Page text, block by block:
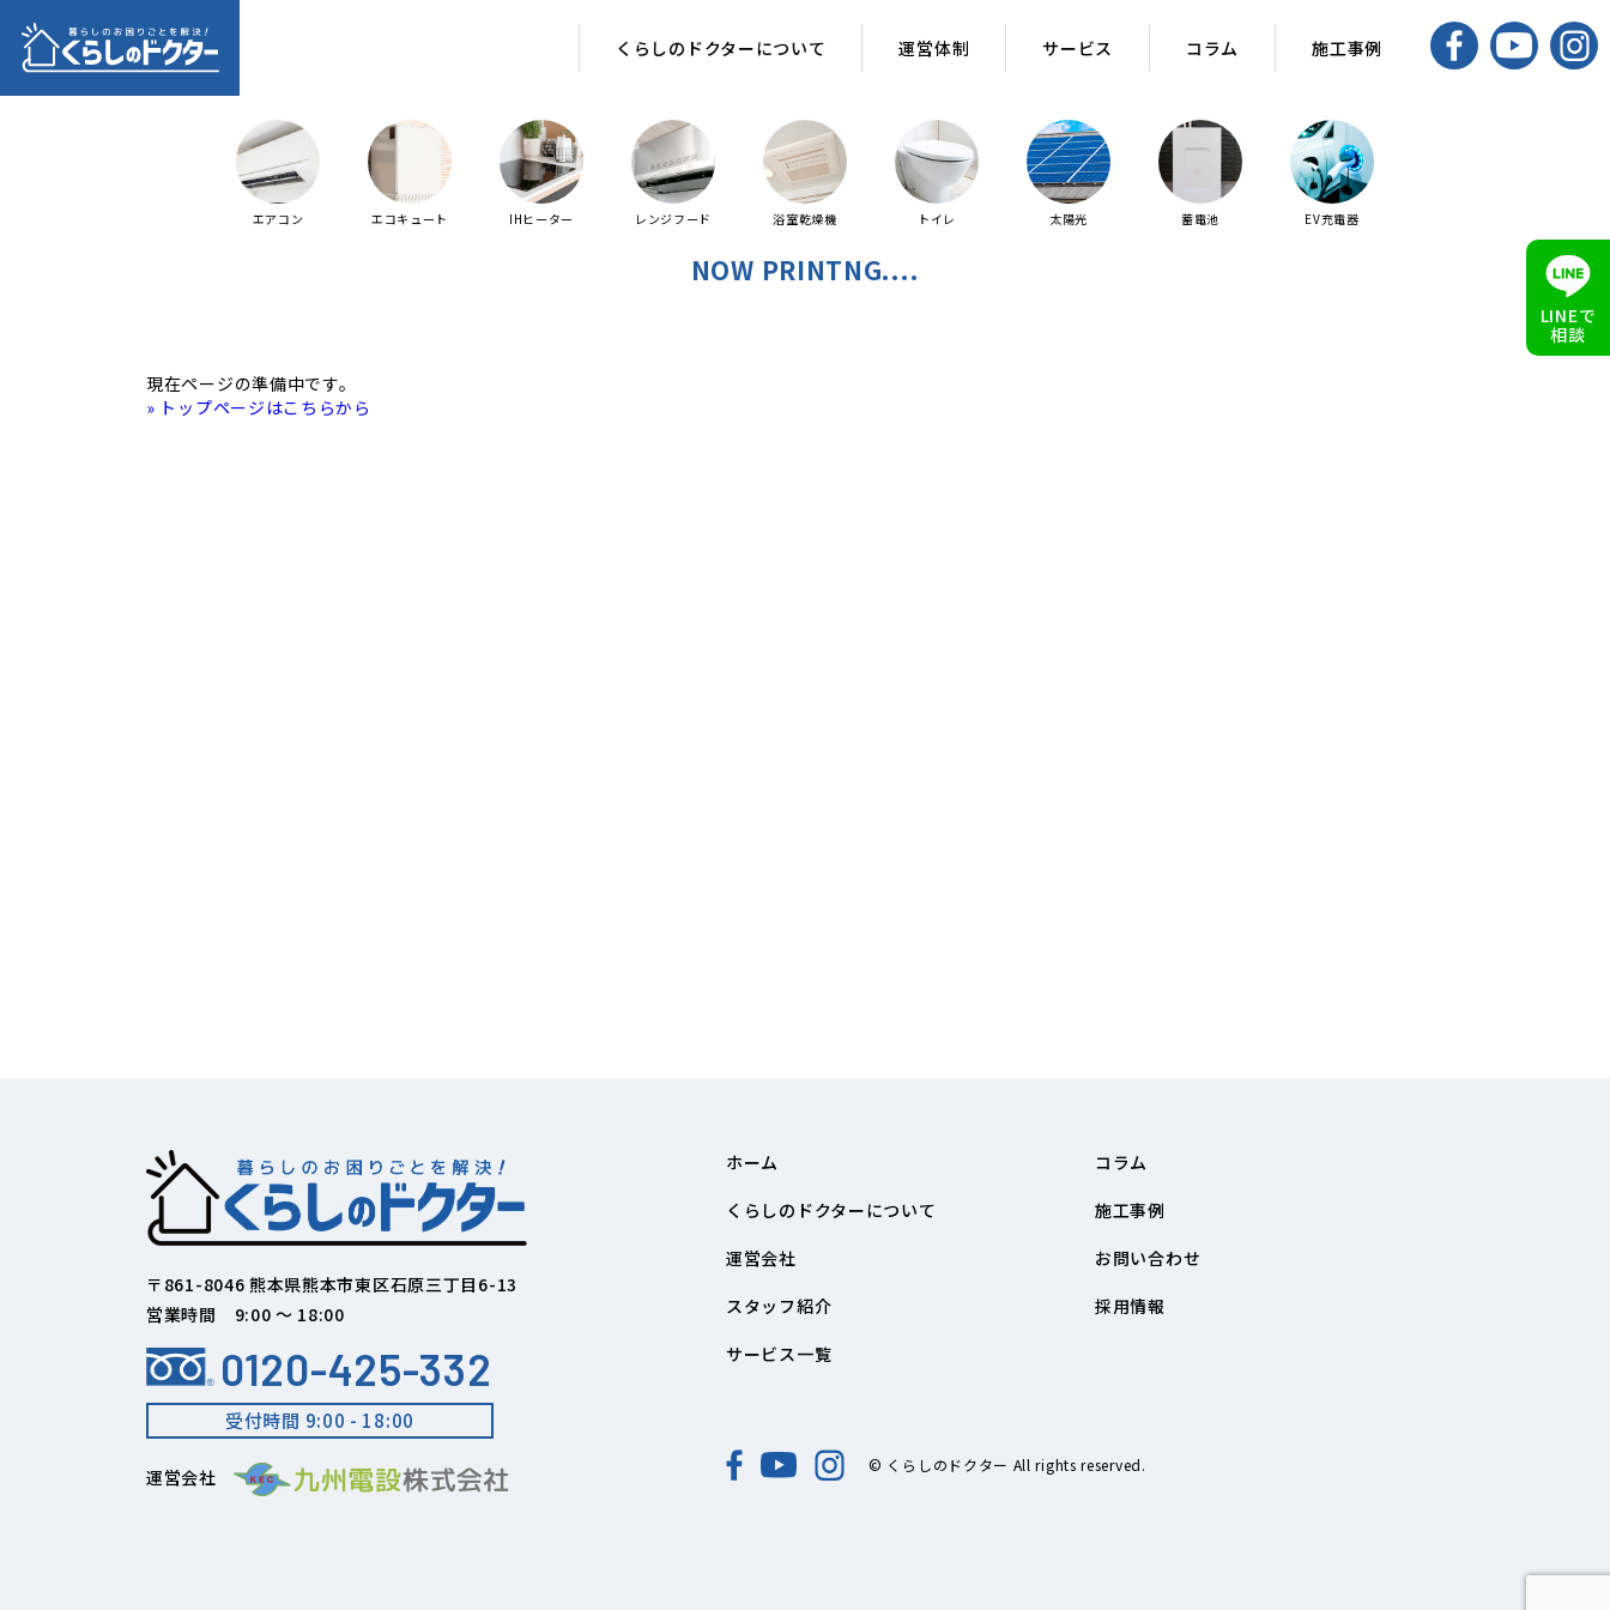
くらしのドクターについて 運営体制 サービス コラム 施工事例
エアコン エコキュート IHヒーター レンジフード 浴室乾燥機 トイレ 太陽光 蓄電池 EV充電器
NOW PRINTNG....
現在ページの準備中です。
» トップページはこちらから
〒861-8046 熊本県熊本市東区石原三丁目6-13
営業時間 9:00 ～ 18:00
0120-425-332
受付時間 9:00 - 18:00
運営会社
ホーム
くらしのドクターについて
運営会社
スタッフ紹介
サービス一覧
コラム
施工事例
お問い合わせ
採用情報
© くらしのドクター All rights reserved.
LINEで
相談